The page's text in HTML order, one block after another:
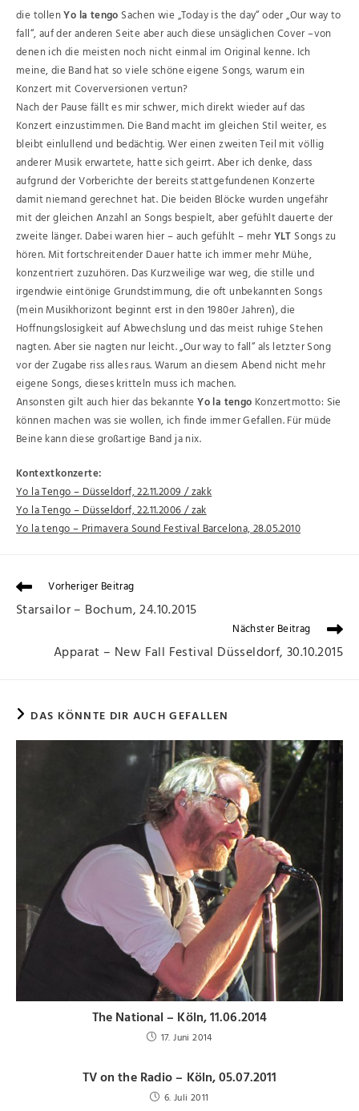
die tollenYo la tengo Sachen wie „Today is the day“ oder „Our way to
fall“, auf der anderen Seite aber auch diese unsäglichen Cover –von
denen ich die meisten noch nicht einmal im Original kenne. Ich
meine, die Band hat so viele schöne eigene Songs, warum ein
Konzert mit Coverversionen vertun?
Nach der Pause fällt es mir schwer, mich direkt wieder auf das
Konzert einzustimmen. Die Band macht im gleichen Stil weiter, es
bleibt einlullend und bedächtig. Wer einen zweiten Teil mit völlig
anderer Musik erwartete, hatte sich geirrt. Aber ich denke, dass
aufgrund der Vorberichte der bereits stattgefundenen Konzerte
damit niemand gerechnet hat. Die beiden Blöcke wurden ungefähr
mit der gleichen Anzahl an Songs bespielt, aber gefühlt dauerte der
zweite länger. Dabei waren hier – auch gefühlt – mehrYLT Songs zu
hören. Mit fortschreitender Dauer hatte ich immer mehr Mühe,
konzentriert zuzuhören. Das Kurzweilige war weg, die stille und
irgendwie eintönige Grundstimmung, die oft unbekannten Songs
(mein Musikhorizont beginnt erst in den 1980er Jahren), die
Hoffnungslosigkeit auf Abwechslung und das meist ruhige Stehen
nagten. Aber sie nagten nur leicht. „Our way to fall“ als letzter Song
vor der Zugabe riss alles raus. Warum an diesem Abend nicht mehr
eigene Songs, dieses kritteln muss ich machen.
Ansonsten gilt auch hier das bekannteYo la tengo Konzertmotto: Sie
können machen was sie wollen, ich finde immer Gefallen. Für müde
Beine kann diese großartige Band ja nix.
Kontextkonzerte:
Yo la Tengo – Düsseldorf, 22.11.2009 / zakk
Yo la Tengo – Düsseldorf, 22.11.2006 / zak
Yo la tengo – Primavera Sound Festival Barcelona, 28.05.2010
Vorheriger Beitrag
Starsailor – Bochum, 24.10.2015
Nächster Beitrag
Apparat – New Fall Festival Düsseldorf, 30.10.2015
DAS KÖNNTE DIR AUCH GEFALLEN
The National – Köln, 11.06.2014
17. Juni 2014
TV on the Radio – Köln, 05.07.2011
6. Juli 2011